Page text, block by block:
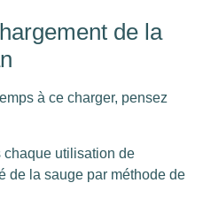
de la
à ce charger, pensez
chaque utilisation de
de la sauge par méthode de